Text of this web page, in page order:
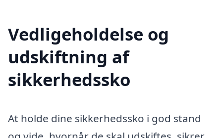
Vedligeholdelse og
udskiftning af
sikkerhedssko
At holde dine sikkerhedssko i god stand